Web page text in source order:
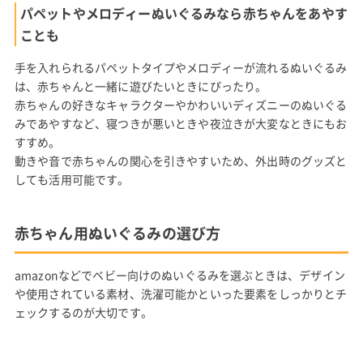
パペットやメロディーぬいぐるみなら赤ちゃんをあやす
ことも
手を入れられるパペットタイプやメロディーが流れるぬいぐるみ
は、赤ちゃんと一緒に遊びたいときにぴったり。
赤ちゃんの好きなキャラクターやかわいいディズニーのぬいぐる
みであやすなど、寝つきが悪いときや夜泣きが大変なときにもお
すすめ。
動きや音で赤ちゃんの関心を引きやすいため、外出時のグッズと
しても活用可能です。
赤ちゃん用ぬいぐるみの選び方
amazonなどでベビー向けのぬいぐるみを選ぶときは、デザイン
や使用されている素材、洗濯可能かといった要素をしっかりとチ
ェックするのが大切です。